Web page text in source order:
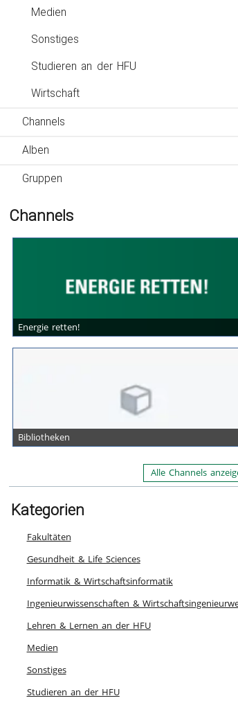
Medien
Sonstiges
Studieren an der HFU
Wirtschaft
Channels
Alben
Gruppen
Channels
Energie retten!
Bibliotheken
Alle Channels
Kategorien
Fakultäten
Gesundheit & Life Sciences
Informatik & Wirtschaftsinformatik
Ingenieurwissenschaften &
Lehren & Lernen an der HFU
Medien
Sonstiges
Studieren an der HFU